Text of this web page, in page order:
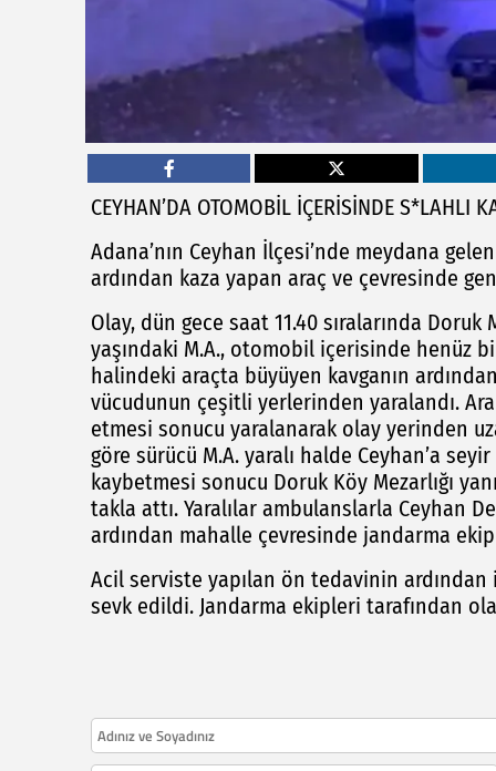
CEYHAN’DA OTOMOBİL İÇERİSİNDE S*LAHLI
Adana’nın Ceyhan İlçesi’nde meydana
ardından kaza yapan araç ve çevresinde
Olay, dün gece saat 11.40 sıralarında
yaşındaki M.A., otomobil içerisinde henüz
halindeki araçta büyüyen kavganın
vücudunun çeşitli yerlerinden yaralandı.
etmesi sonucu yaralanarak olay yerinden
göre sürücü M.A. yaralı halde Ceyhan’a
kaybetmesi sonucu Doruk Köy Mezarlığı
takla attı. Yaralılar ambulanslarla Ceyhan
ardından mahalle çevresinde jandarma
Acil serviste yapılan ön tedavinin ardından
sevk edildi. Jandarma ekipleri tarafından